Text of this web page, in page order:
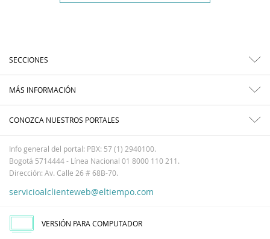
SECCIONES
MÁS INFORMACIÓN
CONOZCA NUESTROS PORTALES
Info general del portal: PBX: 57 (1) 2940100.
Bogotá 5714444 - Línea Nacional 01 8000 110 211.
Dirección: Av. Calle 26 # 68B-70.
servicioalclienteweb@eltiempo.com
VERSIÓN PARA COMPUTADOR